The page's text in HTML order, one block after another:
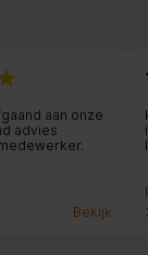
aan onze
advies
Bekijk